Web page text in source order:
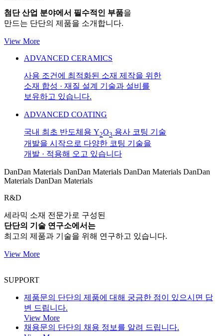
첨단 산업 분야에서 필수적인 부품을
만드는 단단의 제품을 소개합니다.
View More
ADVANCED CERAMICS
사용 조건에 최적화된 소재 제작을 위한
소재 합성 · 재질 설계 기술과 설비를
보유하고 있습니다.
ADVANCED COATING
국내 최초 반도체용 Y2O3 용사 코팅 기술
개발을 시작으로 다양한 코팅 기술을
개발 · 적용해 오고 있습니다
DanDan Materials DanDan Materials DanDan Materials DanDan
Materials DanDan Materials
R&D
세라믹 소재 전문가로 구성된
단단의 기술 연구소에서는
최고의 제품과 기술을 위해 연구하고 있습니다.
View More
SUPPORT
제품문의 단단의 제품에 대해 궁금한 점이 있으시면 답
변 드립니다.
View More
채용문의 단단의 채용 정보를 알려 드립니다.